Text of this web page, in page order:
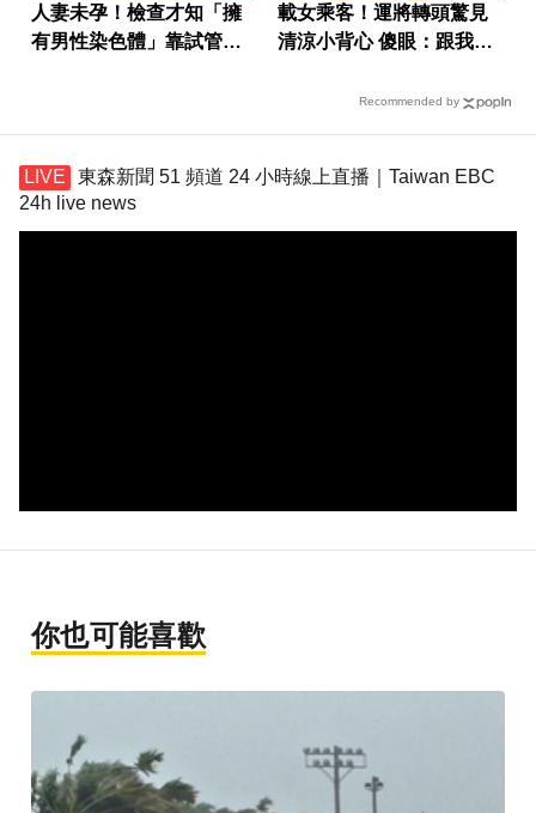
人妻未孕！檢查才知「擁
有男性染色體」靠試管有
載女乘客！運將轉頭驚見
清涼小背心 傻眼：跟我有
Recommended by
東森新聞 51 頻道 24 小時線上直播｜Taiwan EBC
24h live news
你也可能喜歡